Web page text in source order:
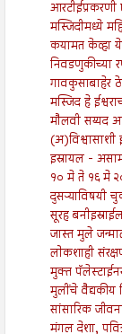
आरटीईप्रकरणी
मस्जिदीमध्ये
कयामत केव्हा
निवडणुकीच्या
गावकुसाबाहेर
मस्जिद हे
मौलवी सय्यद
इस्रायल -
१० मे ते १६ मे
दुसऱ्याविषयी
सूरह
जास्त मुले
लोकशाही
मुक्त
मुलींचे वैद्यकीय
सांसारिक
मंगल देशा,